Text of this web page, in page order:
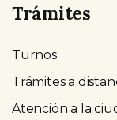
Trámites
Turnos
Trámites a
Atención a la